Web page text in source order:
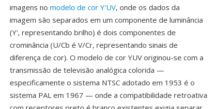
imagens no modelo de cor Y'UV, onde os dados da
imagem são separados em um componente de luminância
(Y', representando brilho) é dois componentes de
crominância (U/Cb é V/Cr, representando sinais de
diferença de cor). O modelo de cor YUV originou-se com a
transmissão de televisão analógica colorida —
especificamente o sistema NTSC adotado em 1953 é o
sistema PAL em 1967 — onde a compatibilidade retroativa